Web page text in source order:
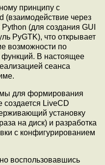
принципу с
(взаимодействие через
(для создания GUI
PyGTK), что открывает
возможности по
В настоящее
сеанса
для формирования
создается LiveCD
установку
на диск) и разработка
с конфигурированием
воспользовавшись